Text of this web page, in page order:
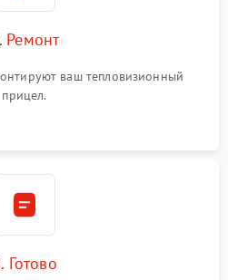
Ремонт
ваш тепловизионный
прицел.
Готово